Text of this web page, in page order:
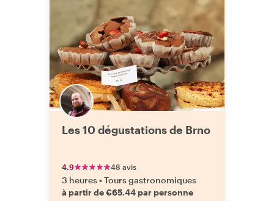
Les 10 dégustations de Brno
4.9 48 avis
3 heures•Tours gastronomiques
à partir de €65.44 par personne